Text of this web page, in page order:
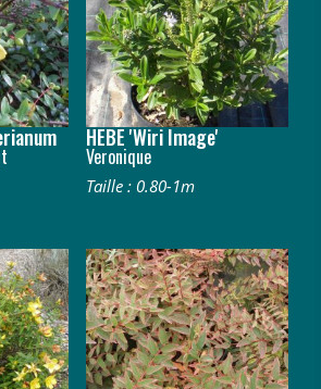
HEBE 'Wiri Image'
Veronique
Taille : 0.80-1m